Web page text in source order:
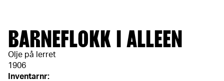
BARNEFLOKK I ALLEEN
Olje på lerret
1906
Inventarnr: